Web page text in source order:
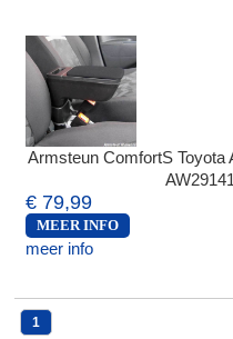
Armsteun ComfortS Toyota
€ 79,99
MEER INFO
meer info
1